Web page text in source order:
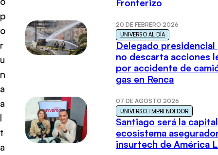
p
o
r
u
n
a
a
l
t
a
Fronterizo
20 DE FEBRERO 2026
UNIVERSO AL DÍA
Delegado presidencial
no descarta acciones
por accidente de
gas en Renca
07 DE AGOSTO 2026
UNIVERSO EMPRENDEDOR
Santiago será la
ecosistema
insurtech de América